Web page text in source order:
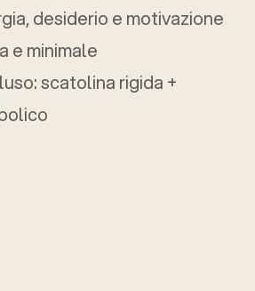
desiderio e motivazione
e minimale
scatolina rigida +